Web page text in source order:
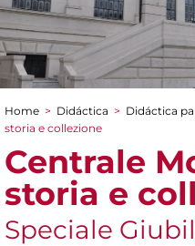
You are here
Home > Didáctica > Didáctica
storia e collezione
Centrale
storia e
Speciale